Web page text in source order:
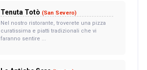
Tenuta Totò (San Severo)
Nel nostro ristorante, troverete una pizza
curatissima e piatti tradizionali che vi
faranno sentire ...